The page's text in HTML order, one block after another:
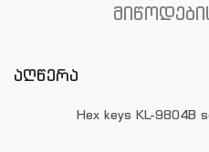
აღწერა
Hex keys KL-9804B